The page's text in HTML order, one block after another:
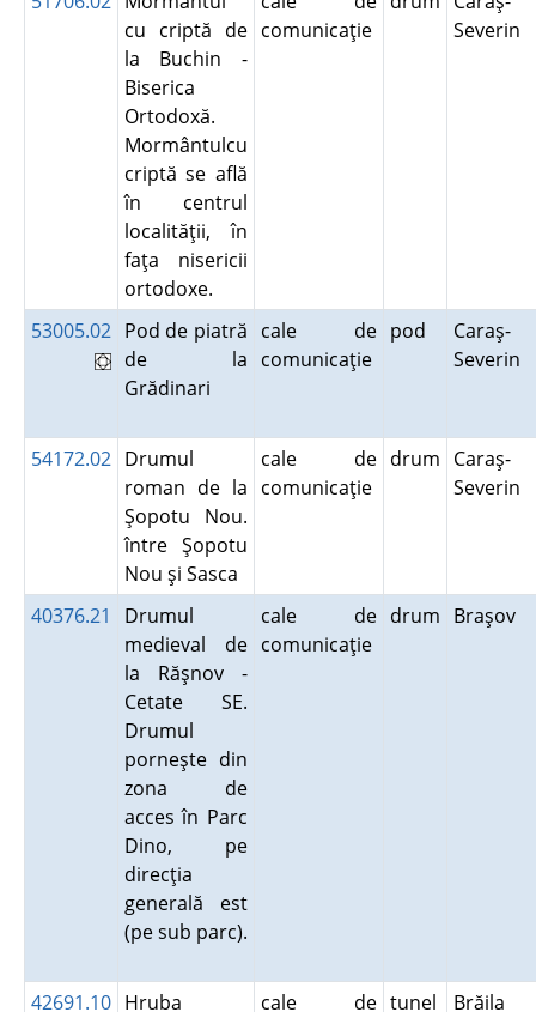
cu criptă de
la Buchin -
Biserica
Ortodoxă.
Mormântulcu
criptă se află
în centrul
localităţii, în
faţa nisericii
ortodoxe.
comunicaţie
Severin
53005.02 Pod de piatră
de la
Grădinari
cale de
comunicaţie
pod
Caraş-
Severin
54172.02 Drumul
roman de la
Şopotu Nou.
între Şopotu
Nou şi Sasca
cale de
comunicaţie
drum Caraş-
Severin
40376.21
Drumul
medieval de
la Răşnov -
Cetate SE.
Drumul
porneşte din
zona de
acces în Parc
Dino, pe
direcţia
generală est
(pe sub parc).
cale de
comunicaţie
drum Braşov
42691.10 Hruba
cale de tunel Brăila